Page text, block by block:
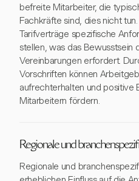
befreite Mitarbeiter, die
Fachkräfte sind, dies nicht
Tarifverträge spezifische
stellen, was das
Vereinbarungen erfordert.
Vorschriften können
aufrechterhalten und positive
Mitarbeitern fördern.
Regionale und
Regionale und